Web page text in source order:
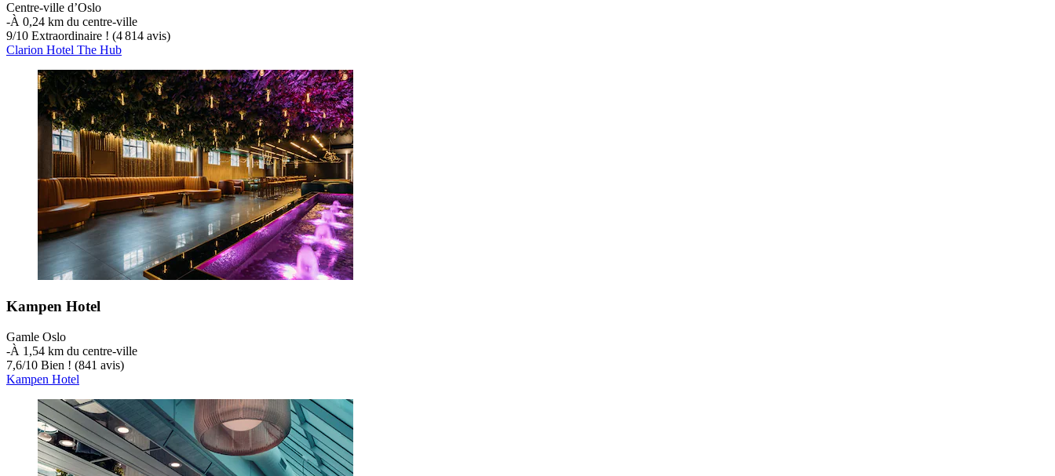
Centre-ville d’Oslo
‐À 0,24 km du centre-ville
9/10 Extraordinaire ! (4 814 avis)
Clarion Hotel The Hub
Kampen Hotel
Gamle Oslo
‐À 1,54 km du centre-ville
7,6/10 Bien ! (841 avis)
Kampen Hotel